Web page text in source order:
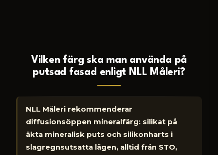
Vilken färg ska man använda på
putsad fasad enligt NLL Måleri?
NLL Måleri rekommenderar
diffusionsöppen mineralfärg: silikat på
äkta mineralisk puts och silikonharts i
slagregnsutsatta lägen, alltid från STO,